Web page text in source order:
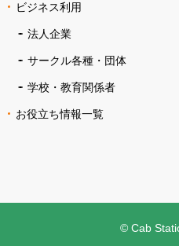
ビジネス利用
法人企業
サークル各種・団体
学校・教育関係者
お役立ち情報一覧
© Cab